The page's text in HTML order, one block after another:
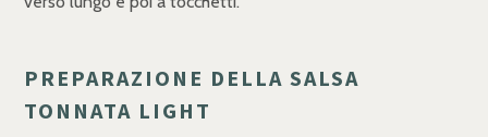
PREPARAZIONE DELLA SALSA
TONNATA LIGHT